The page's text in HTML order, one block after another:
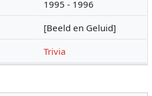
1995 - 1996
[Beeld en Geluid]
Trivia